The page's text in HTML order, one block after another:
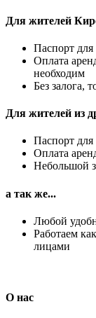
Для жителей
Паспорт для
Оплата
необходим
Без залога,
Для жителей из
Паспорт для
Оплата
Небольшой
а так же...
Любой
Работаем
лицами
О нас